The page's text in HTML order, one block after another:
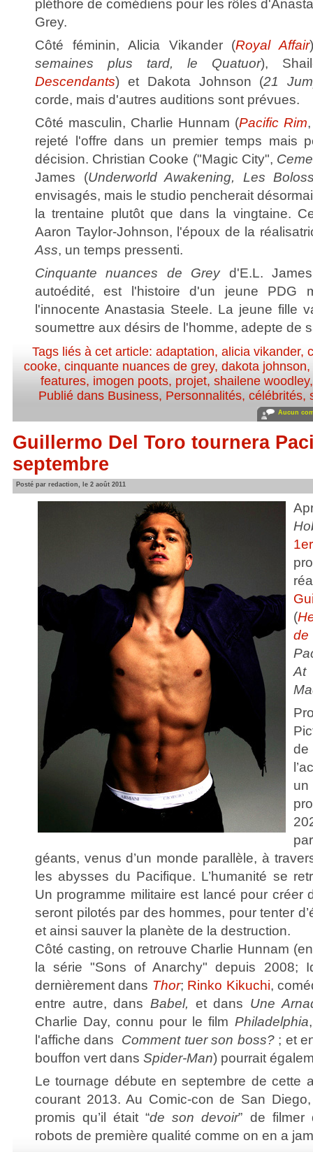
pléthore de comédiens pour les rôles
Grey.
Côté féminin, Alicia Vikander (Royal Affair
semaines plus tard, le Quatuor),
Descendants) et Dakota Johnson (21
corde, mais d'autres auditions sont prévues.
Côté masculin, Charlie Hunnam (Pacific Rim
rejeté l'offre dans un premier temps mais
décision. Christian Cooke ("Magic City",
James (Underworld Awakening, Les
envisagés, mais le studio pencherait
la trentaine plutôt que dans la vingtaine.
Aaron Taylor-Johnson, l'époux de la
Ass, un temps pressenti.
Cinquante nuances de Greyd'E.L.
autoédité, est l'histoire d'un jeune PDG
l'innocente Anastasia Steele. La jeune fille
soumettre aux désirs de l'homme, adepte de
Tags liés à cet article: adaptation, alicia vikander,
cooke, cinquante nuances de grey, dakota johnson,
features, imogen poots, projet, shailene woodley
Publié dans Business, Personnalités, célébrités,
Aucun
Guillermo Del Toro tournera
septembre
Posté par redaction, le 2 août 2011
(
At
géants, venus d’un monde parallèle, à
les abysses du Pacifique. L’humanité se
Un programme militaire est lancé pour créer
seront pilotés par des hommes, pour tenter
et ainsi sauver la planète de la destruction.
Côté casting, on retrouve Charlie Hunnam
la série "Sons of Anarchy" depuis 2008;
dernièrement dans Thor; Rinko Kikuchi,
entre autre, dans Babel, et dans Une
Charlie Day, connu pour le film Philadelphia
l'affiche dans Comment tuer son boss? ; et
bouffon vert dans Spider-Man) pourrait
Le tournage débute en septembre de cette
courant 2013. Au Comic-con de San
promis qu’il était “de son devoir” de filmer
robots de première qualité comme on en a